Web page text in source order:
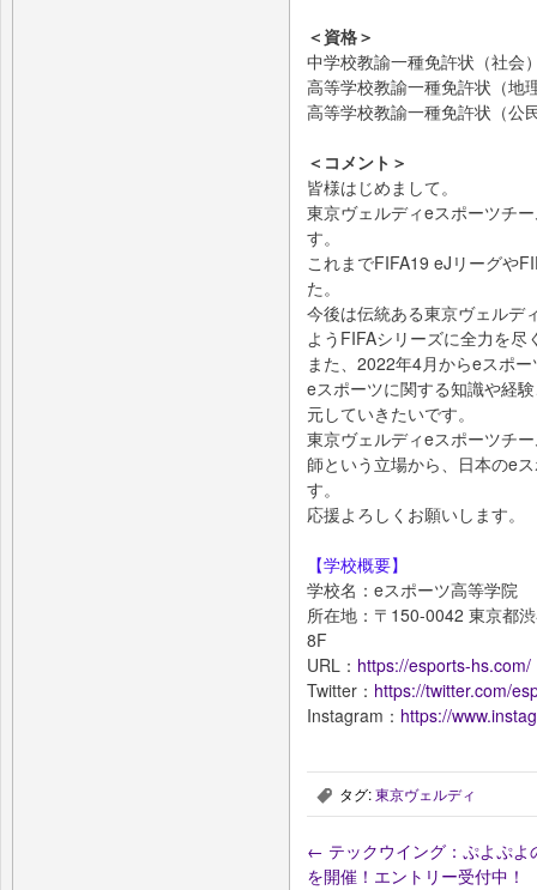
＜資格＞
中学校教諭一種免許状（社会
高等学校教諭一種免許状（地
高等学校教諭一種免許状（公
＜コメント＞
皆様はじめまして。
東京ヴェルディeスポーツチ
す。
これまでFIFA19 eJリーグや
た。
今後は伝統ある東京ヴェルデ
ようFIFAシリーズに全力を尽
また、2022年4月からeスポ
eスポーツに関する知識や経
元していきたいです。
東京ヴェルディeスポーツチ
師という立場から、日本のe
す。
応援よろしくお願いします。
【学校概要】
学校名：eスポーツ高等学院
所在地：〒150-0042 東京都
8F
URL： https://esports-hs.com/
Twitter： https://twitter.com/
Instagram： https://
, タグ:東京ヴェルディ
← テックウイング：ぷよぷ
を開催！エントリー受付中！